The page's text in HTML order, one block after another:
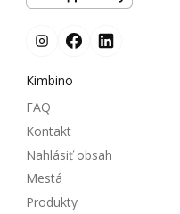
Kimbino
FAQ
Kontakt
Nahlásiť obsah
Mestá
Produkty